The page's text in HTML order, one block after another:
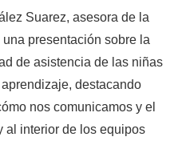
Suarez, asesora de la
presentación sobre la
de asistencia de las niñas
destacando
nos comunicamos y el
al interior de los equipos